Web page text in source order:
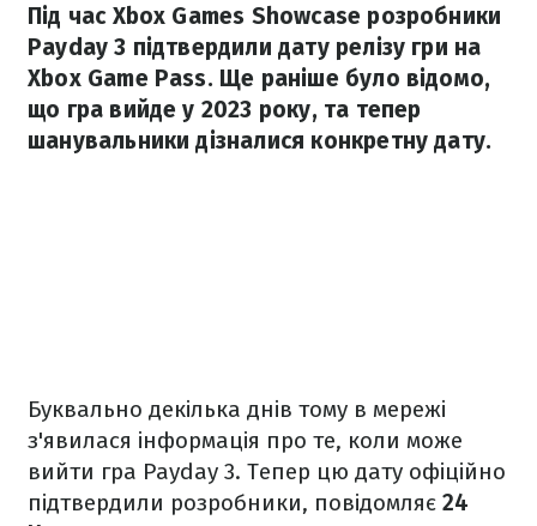
Під час Xbox Games Showcase розробники
Payday 3 підтвердили дату релізу гри на
Xbox Game Pass. Ще раніше було відомо,
що гра вийде у 2023 року, та тепер
шанувальники дізналися конкретну дату.
Буквально декілька днів тому в мережі
з'явилася інформація про те, коли може
вийти гра Payday 3. Тепер цю дату офіційно
підтвердили розробники, повідомляє 24